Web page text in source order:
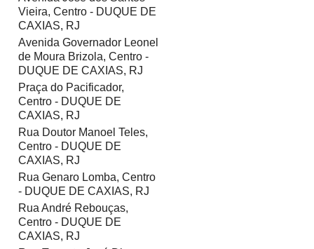
Vieira, Centro - DUQUE DE
CAXIAS, RJ
Avenida Governador Leonel
de Moura Brizola, Centro -
DUQUE DE CAXIAS, RJ
Praça do Pacificador,
Centro - DUQUE DE
CAXIAS, RJ
Rua Doutor Manoel Teles,
Centro - DUQUE DE
CAXIAS, RJ
Rua Genaro Lomba, Centro
- DUQUE DE CAXIAS, RJ
Rua André Rebouças,
Centro - DUQUE DE
CAXIAS, RJ